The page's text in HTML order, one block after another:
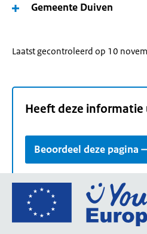
Gemeente Duiven
Laatst gecontroleerd op 10
Heeft deze informatie
Beoordeel deze pagina